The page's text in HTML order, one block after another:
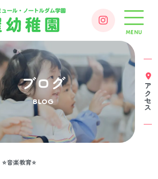
MENU
ブログ
BLOG アクセス
⭐音楽教育⭐